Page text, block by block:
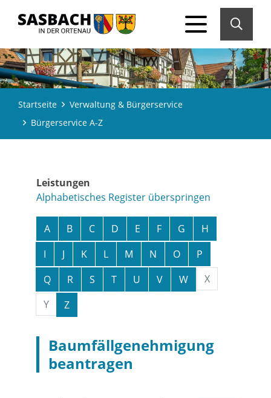
Startseite
Verwaltung & Bürgerservice
Bürgerservice A-Z
Leistungen
Alphabetisches Register überspringen
A B C D E F G
H
I
J K L M N O
P
Q
R S T U V W
X
Y
Z
Baumfällgenehmigung
beantragen